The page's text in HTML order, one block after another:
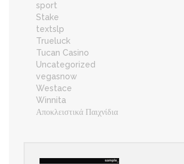
sport
Stake
textslp
Trueluck
Tucan Casino
Uncategorized
vegasnow
Westace
Winnita
Αποκλειστικά Παιχνίδια